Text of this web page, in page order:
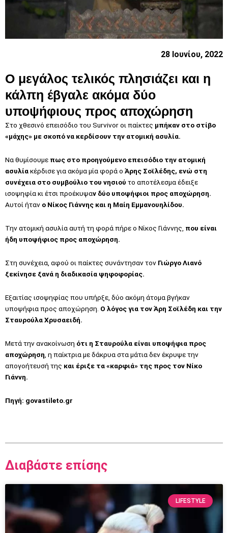
28 Ιουνίου, 2022
Ο μεγάλος τελικός πλησιάζει και η
κάλπη έβγαλε ακόμα δύο
υποψήφιους προς αποχώρηση
Στο χθεσινό επεισόδιο του Survivor οι παίκτες μπήκαν στο στίβο
«μάχης» με σκοπό να κερδίσουν την ατομική ασυλία.
Να θυμίσουμε πως στο προηγούμενο επεισόδιο την ατομική
ασυλίακέρδισε για ακόμα μία φορά ο Άρης Σοϊλέδης, ενώ στη
συνέχεια στο συμβούλιο του νησιού το αποτέλεσμα έδειξε
ισοψηφία κι έτσι προέκυψαν δύο υποψήφιοι προς αποχώρηση.
Αυτοί ήταν ο Νίκος Γιάννης και η Μαίη Εμμανουηλίδου.
Την ατομική ασυλία αυτή τη φορά πήρε ο Νίκος Γιάννης, που είναι
ήδη υποψήφιος προς αποχώρηση.
Στη συνέχεια, αφού οι παίκτες συνάντησαν τον Γιώργο Λιανό
ξεκίνησε ξανά η διαδικασία ψηφοφορίας.
Εξαιτίας ισοψηφίας που υπήρξε, δύο ακόμη άτομα βγήκαν
υποψήφια προς αποχώρηση. Ο λόγος για τον Άρη Σοϊλέδη και την
Σταυρούλα Χρυσαειδή.
Μετά την ανακοίνωση ότι η Σταυρούλα είναι υποψήφια προς
αποχώρηση , η παίκτρια με δάκρυα στα μάτια δεν έκρυψε την
απογοήτευσή της και έριξε τα «καρφιά» της προς τον Νίκο
Γιάννη.
Πηγή: govastileto.gr
Διαβάστε επίσης
LIFESTYLE